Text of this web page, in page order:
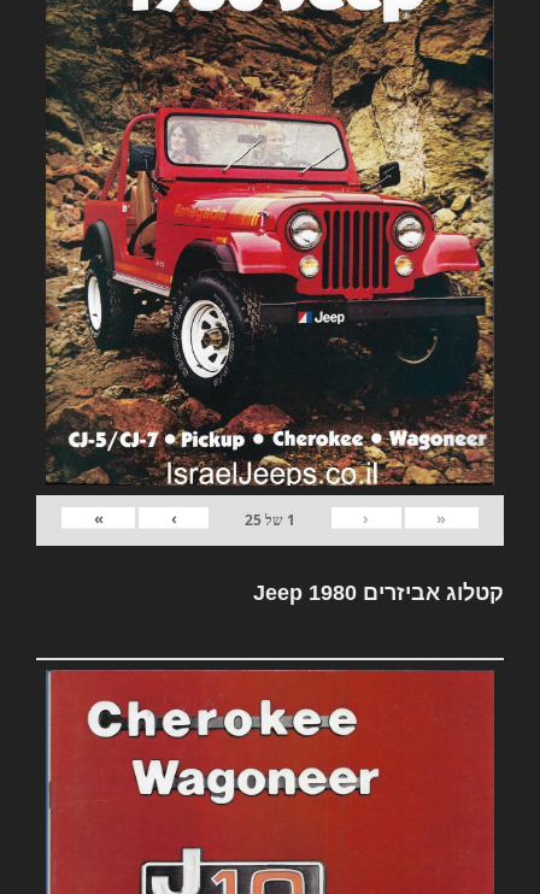
«
‹
1 של25
›
»
קטלוג אביזרים Jeep 1980